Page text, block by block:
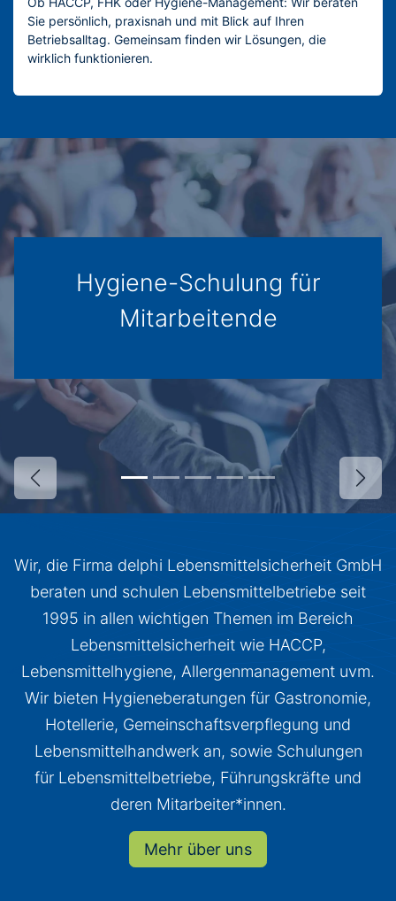
Sie persönlich, praxisnah und mit Blick auf Ihren
Betriebsalltag. Gemeinsam finden wir Lösungen, die
wirklich funktionieren.
Hygiene-Schulung für
Mitarbeitende
Zurück
Wir, die Firma delphi Lebensmittelsicherheit GmbH
beraten und schulen Lebensmittelbetriebe seit
1995 in allen wichtigen Themen im Bereich
Lebensmittelsicherheit wie HACCP,
Lebensmittelhygiene, Allergenmanagement uvm.
Wir bieten Hygieneberatungen für Gastronomie,
Hotellerie, Gemeinschaftsverpflegung und
Lebensmittelhandwerk an, sowie Schulungen
für Lebensmittelbetriebe, Führungskräfte und
deren Mitarbeiter*innen.
Mehr über uns